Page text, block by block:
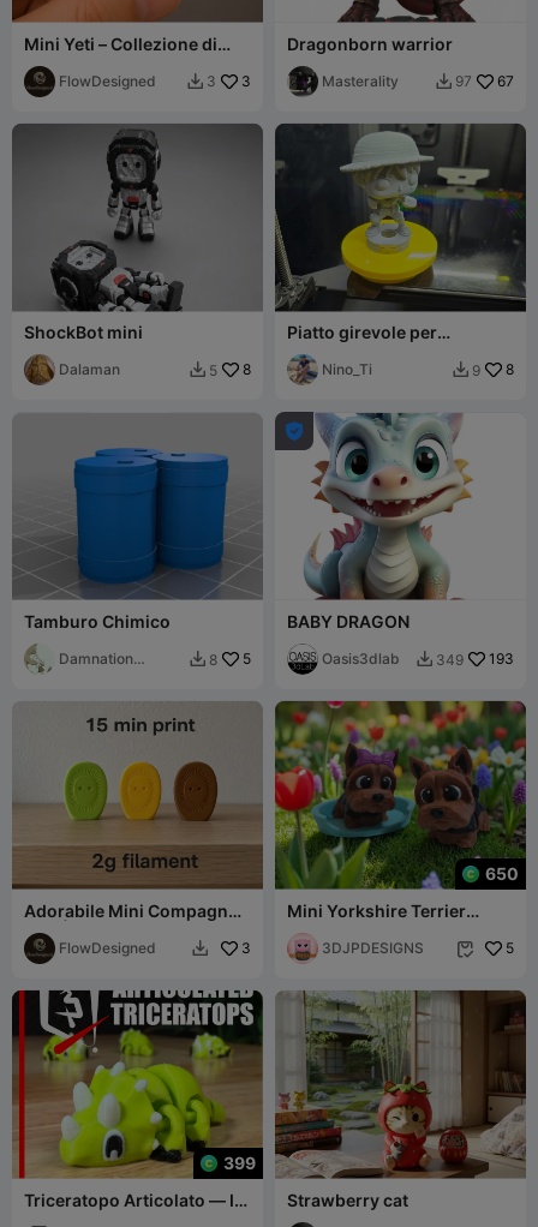
Mini Yeti – Collezione di
Bestie Mitiche
FlowDesigned  3 3
Dragonborn warrior
Masterality  97 67
ShockBot mini
Dalaman  5 8
Piatto girevole per
dipingere figure
Nino_Ti  9 8
Tamburo Chimico
Damnation
 8 5

BABY DRAGON
Oasis3dlab  349 193
Adorabile Mini Compagno
Kiwi | Stampa Facile di
FruttaFlowDesigned  3
650
Mini Yorkshire Terrier
Snodabile Flessibile
3DJPDESIGNS  5
399
Triceratopo Articolato — Il
Strawberry cat